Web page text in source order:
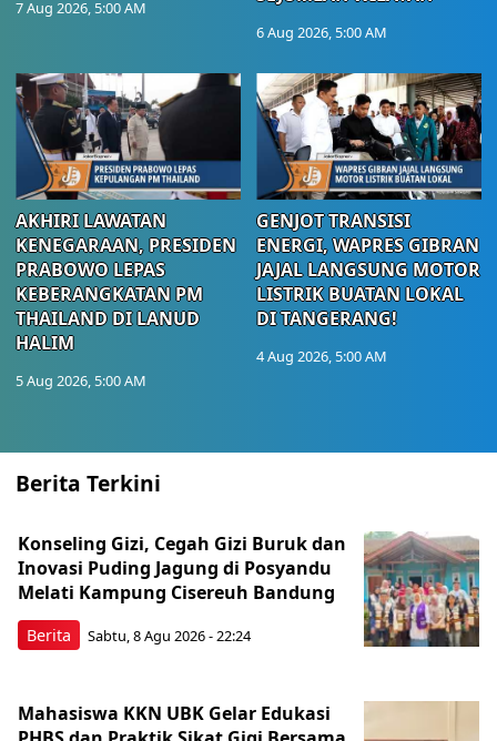
7 Aug 2026, 5:00 AM
6 Aug 2026, 5:00 AM
AKHIRI LAWATAN
KENEGARAAN, PRESIDEN
PRABOWO LEPAS
KEBERANGKATAN PM
THAILAND DI LANUD
HALIM
5 Aug 2026, 5:00 AM
GENJOT TRANSISI
ENERGI, WAPRES GIBRAN
JAJAL LANGSUNG MOTOR
LISTRIK BUATAN LOKAL
DI TANGERANG!
4 Aug 2026, 5:00 AM
Berita Terkini
Berita
Konseling Gizi, Cegah Gizi Buruk dan
Inovasi Puding Jagung di Posyandu
Melati Kampung Cisereuh Bandung
Sabtu, 8 Agu 2026 - 22:24
Mahasiswa KKN UBK Gelar Edukasi